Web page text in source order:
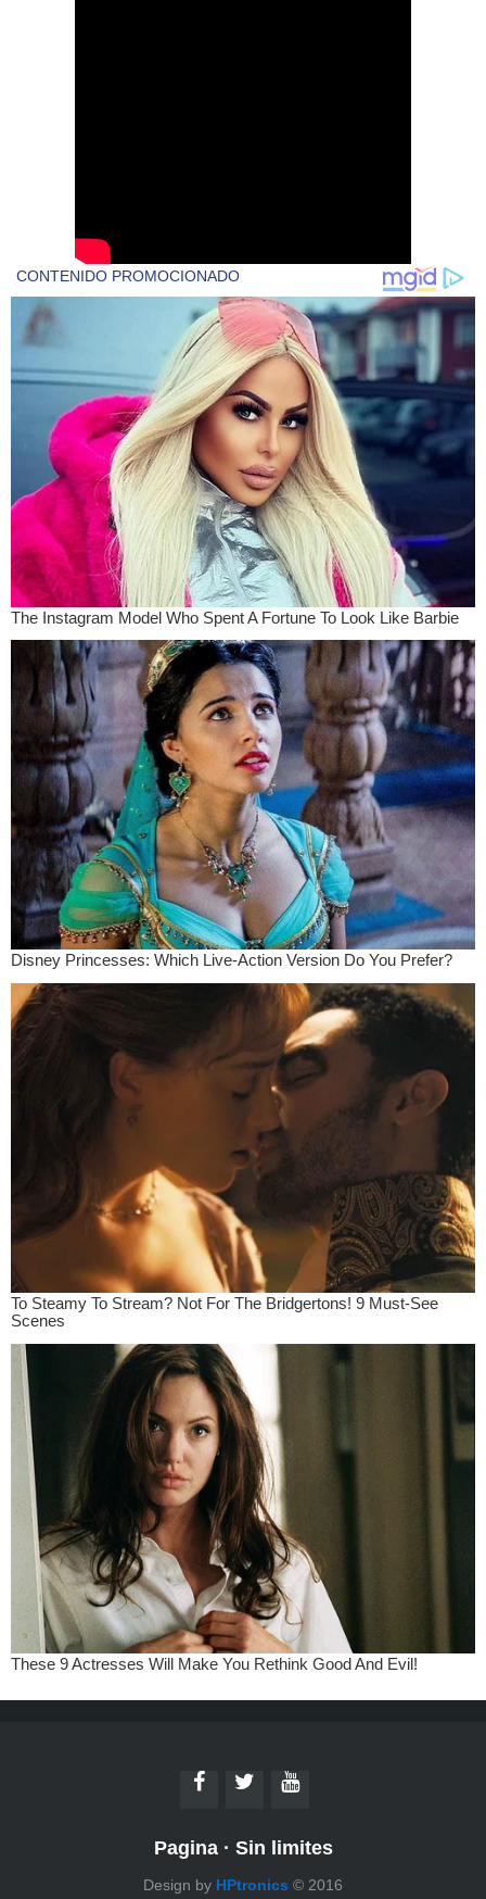
Pagina· Sin limites
Design by HPtronics © 2016